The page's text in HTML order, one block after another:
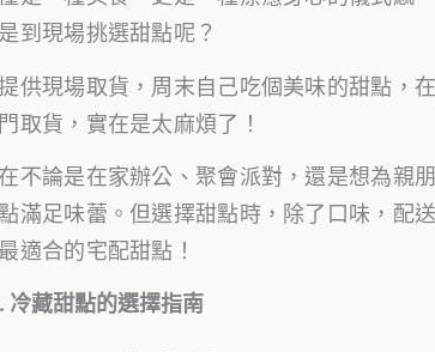
到現場挑選甜點呢？
供現場取貨，周末自己吃個美味的甜點，
取貨，實在是太麻煩了！
不論是在家辦公、聚會派對，還是想為親
滿足味蕾。但選擇甜點時，除了口味，配
適合的宅配甜點！
冷藏甜點的選擇指南